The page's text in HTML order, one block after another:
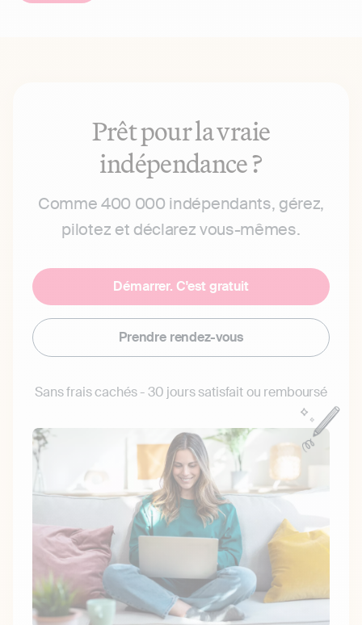
Prêt pour la vraie
indépendance ?
Comme 400 000 indépendants, gérez,
pilotez et déclarez vous-mêmes.
Démarrer. C'est gratuit
Prendre rendez-vous
Sans frais cachés - 30 jours satisfait ou remboursé